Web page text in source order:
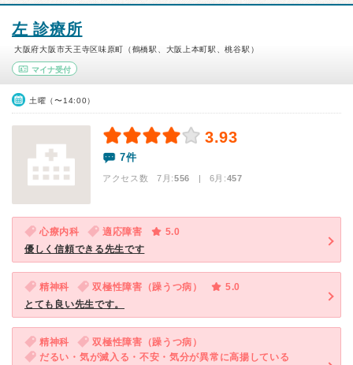
左 診療所
大阪府大阪市天王寺区味原町（鶴橋駅、大阪上本町駅、桃谷駅）
マイナ受付
土曜（〜14:00）
3.93
7件
アクセス数 7月:556 | 6月:457
心療内科 適応障害
5.0
優しく信頼できる先生です
精神科 双極性障害（躁うつ病）
5.0
とても良い先生です。
精神科
双極性障害（躁うつ病）
だるい・気が滅入る・不安・気分が異常に高揚している